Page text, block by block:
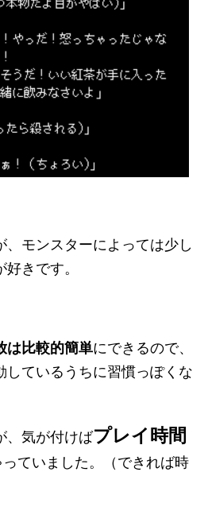
、モンスターによっては少し
きです。
は比較的簡単にできるので、
しているうちに習慣っぽくな
、気が付けばプレイ時間
っていました。（できれば時